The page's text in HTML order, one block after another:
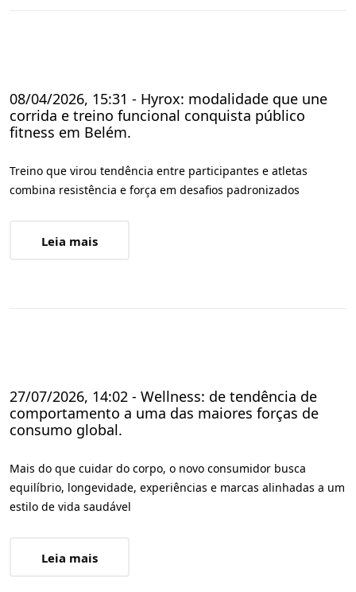
08/04/2026, 15:31 - Hyrox: modalidade que une
corrida e treino funcional conquista público
fitness em Belém.
Treino que virou tendência entre participantes e atletas
combina resistência e força em desafios padronizados
Leia mais
27/07/2026, 14:02 - Wellness: de tendência de
comportamento a uma das maiores forças de
consumo global.
Mais do que cuidar do corpo, o novo consumidor busca
equilíbrio, longevidade, experiências e marcas alinhadas a um
estilo de vida saudável
Leia mais